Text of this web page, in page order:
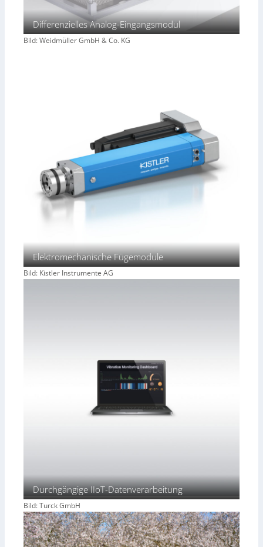
Differenzielles Analog-Eingangsmodul
Bild: Weidmüller GmbH & Co. KG
Elektromechanische Fügemodule
Bild: Kistler Instrumente AG
Durchgängige IIoT-Datenverarbeitung
Bild: Turck GmbH